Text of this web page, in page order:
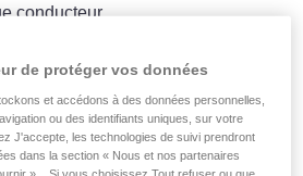
conducteur.
actif, une famille en mouvement
de vie. Avec cette campagne,
engagement à proposer des
accessibles à tous.
de protéger vos données
et accédons à des données personnelles,
ou des identifiants uniques, sur votre
J'accepte, les technologies de suivi prendront
dans la section « Nous et nos partenaires